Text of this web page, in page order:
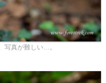
写真が難しい…。